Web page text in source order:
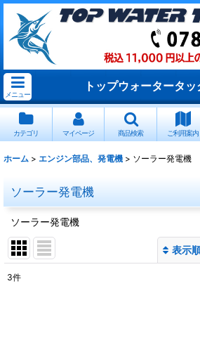
メニュー
トップウォータータ
カテゴリ マイページ 商品検索 ご利用案内
ホーム > エンジン部品、発電機 > ソーラー発電機
ソーラー発電機
ソーラー発電機
表示
3件